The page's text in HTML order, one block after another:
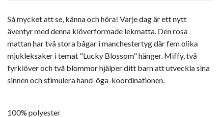
Så mycket att se, känna och höra! Varje dag är ett nytt
äventyr med denna klöverformade lekmatta. Den rosa
mattan har två stora bågar i manchestertyg där fem olika
mjukleksaker i temat "Lucky Blossom" hänger. Miffy, två
fyrklöver och två blommor hjälper ditt barn att utveckla sina
sinnen och stimulera hand-öga-koordinationen.
100% polyester